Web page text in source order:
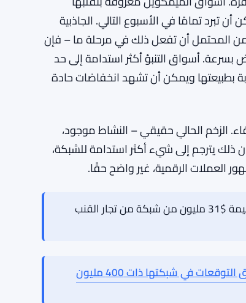
هذا النوع من النشاط العضوي –
– فإنه يميل إلى جذب البناة الذين
التنبؤ في سولانا هو في الأساس إعلان حي
أسواق الميمكوين معروفة بتقلبها
تمامًا في الأسبوع التالي. الجاذبية
المحتمل أن تفعل ذلك في مرحلة ما – فإن
بطبيعتها ويمكن أن تشهد انخفاضات حادة
يترجم إلى شيء أكثر استدامة للشبكة،
العملات الرقمية، غير واضح حقًا.